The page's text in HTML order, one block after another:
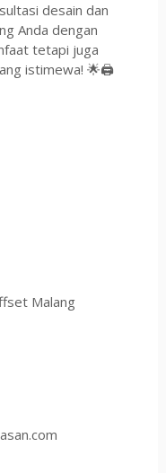
desain dan
Anda dengan
tetapi juga
istimewa! 🌟🖨
Malang